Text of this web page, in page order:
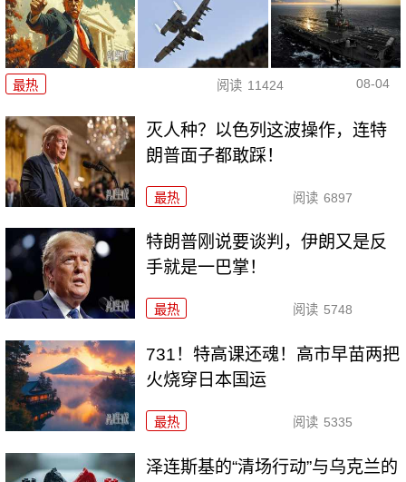
最热 阅读 11424 08-04
灭人种？以色列这波操作，连特
朗普面子都敢踩！
最热 阅读 6897
特朗普刚说要谈判，伊朗又是反
手就是一巴掌！
最热 阅读 5748
731！特高课还魂！高市早苗两把
火烧穿日本国运
最热 阅读 5335
泽连斯基的“清场行动”与乌克兰的